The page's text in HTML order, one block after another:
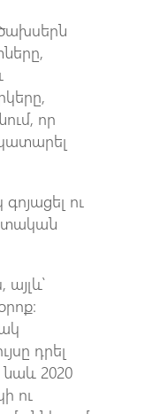
որ
ու
դրել
2020
ու